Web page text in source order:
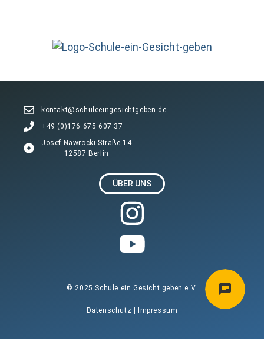
kontakt@schuleeingesichtgeben.de
+49 (0)176 675 607 37
Josef-Nawrocki-Straße 14
12587 Berlin
ÜBER UNS
© 2025 Schule ein Gesicht geben e.V.
Datenschutz | Impressum